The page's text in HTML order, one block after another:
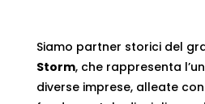
Siamo partner storici del
Storm, che rappresenta
diverse imprese, alleate